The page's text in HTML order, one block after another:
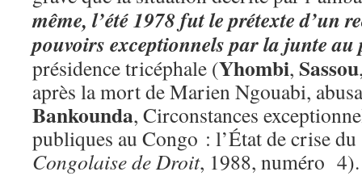
même, l’été 1978 fut le prétexte d’un
pouvoirs exceptionnels par la junte au
présidence tricéphale (Yhombi, Sassou
après la mort de Marien Ngouabi,
Bankounda, Circonstances
publiques au Congo : l’État de crise
Congolaise de Droit, 1988, numéro 4).